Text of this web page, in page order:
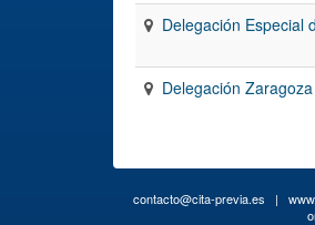
Delegación Especial
Delegación Zaragoza
contacto@cita-previa.es |